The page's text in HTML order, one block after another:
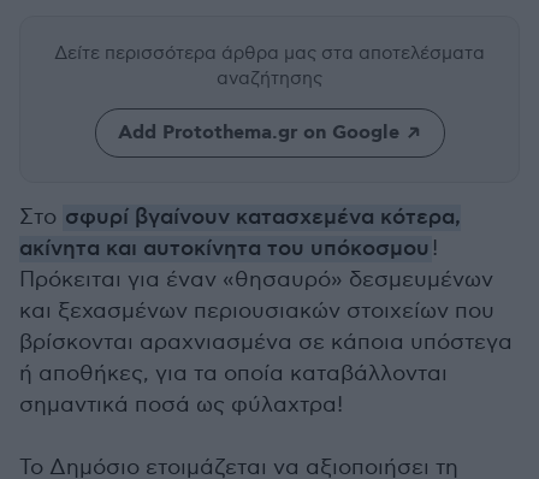
Δείτε περισσότερα άρθρα μας στα αποτελέσματα
αναζήτησης
Add Protothema.gr on Google
Στο σφυρί βγαίνουν κατασχεμένα κότερα,
ακίνητα και αυτοκίνητα του υπόκοσμου !
Πρόκειται για έναν «θησαυρό» δεσμευμένων
και ξεχασμένων περιουσιακών στοιχείων που
βρίσκονται αραχνιασμένα σε κάποια υπόστεγα
ή αποθήκες, για τα οποία καταβάλλονται
σημαντικά ποσά ως φύλαχτρα!
Το Δημόσιο ετοιμάζεται να αξιοποιήσει τη